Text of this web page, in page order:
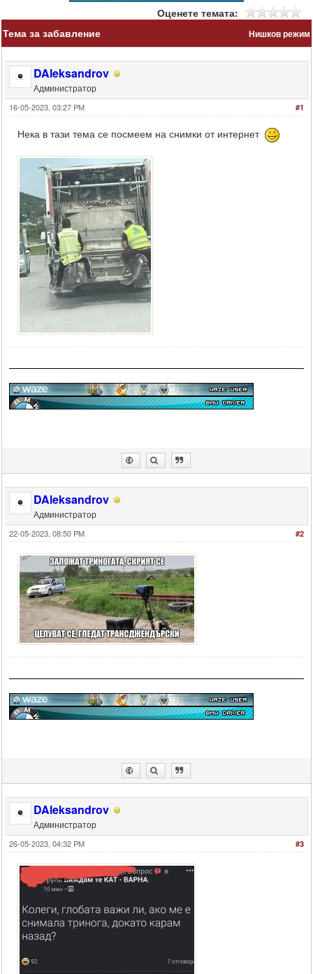
Оценете темата:
Нишков режим
Тема за забавление
DAleksandrov
Администратор
#1
16-05-2023, 03:27 PM
Нека в тази тема се посмеем на снимки от интернет
DAleksandrov
Администратор
#2
22-05-2023, 08:50 PM
DAleksandrov
Администратор
#3
26-05-2023, 04:32 PM